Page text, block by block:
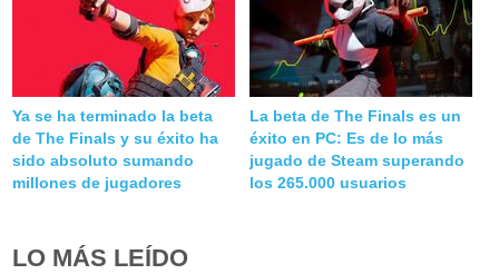
Ya se ha terminado la beta
de The Finals y su éxito ha
sido absoluto sumando
millones de jugadores
La beta de The Finals es un
éxito en PC: Es de lo más
jugado de Steam superando
los 265.000 usuarios
LO MÁS LEÍDO